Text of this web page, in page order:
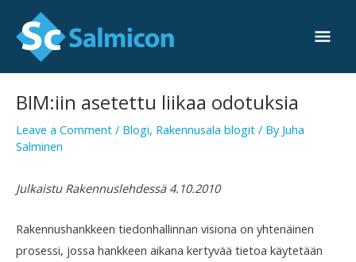
content
BIM:iin asetettu liikaa odotuksia
Leave a Comment / Blogi, Rakennusala blogit / By Juha
Salminen
Julkaistu Rakennuslehdessä 4.10.2010
Rakennushankkeen tiedonhallinnan visiona on yhtenäinen
prosessi, jossa hankkeen aikana kertyvää tietoa käytetään
navigation